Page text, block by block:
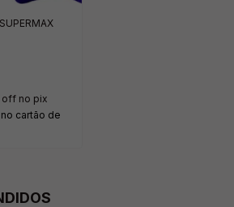
off no pix
cartão de